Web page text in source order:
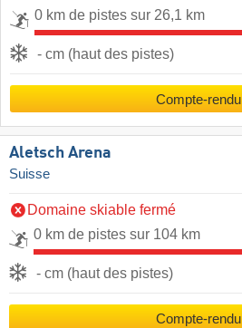
0 km de pistes sur 26,1 km
- cm (haut des pistes)
Compte-rendu
Aletsch Arena
Suisse
Domaine skiable fermé
0 km de pistes sur 104 km
- cm (haut des pistes)
Compte-rendu